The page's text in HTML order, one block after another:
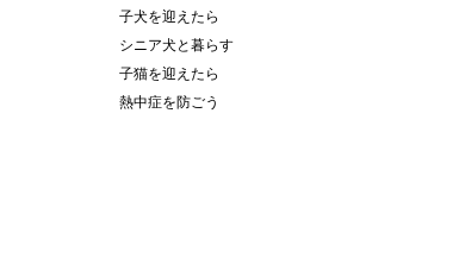
子犬を迎えたら
シニア犬と暮らす
子猫を迎えたら
熱中症を防ごう